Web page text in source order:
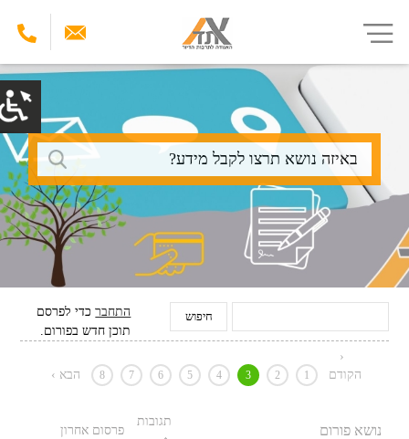
העיקרי
חיפוש
התחברכדי לפרסם
תוכן חדש בפורום.
‹
הקודם
1
2
3
4
5
6
7
8 הבא ›
נושא פורום
תגובות
פרסום אחרון